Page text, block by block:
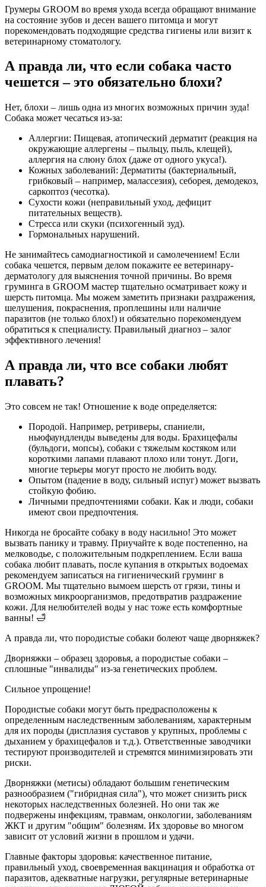
Грумеры GROOM во время ухода всегда обращают внимание
на состояние зубов и десен вашего питомца и могут
порекомендовать подходящие средства гигиены или визит к
ветеринарному стоматологу.
А правда ли, что если собака часто
чешется – это обязательно блохи?
Нет, блохи – лишь одна из многих возможных причин зуда!
Собака может чесаться из-за:
Аллергии: Пищевая, атопический дерматит (реакция на
окружающие аллергены – пыльцу, пыль, клещей),
аллергия на слюну блох (даже от одного укуса!).
Кожных заболеваний: Дерматиты (бактериальный,
грибковый – например, малассезия), себорея, демодекоз,
саркоптоз (чесотка).
Сухости кожи (неправильный уход, дефицит
питательных веществ).
Стресса или скуки (психогенный зуд).
Гормональных нарушений.
Не занимайтесь самодиагностикой и самолечением! Если
собака чешется, первым делом покажите ее ветеринару-
дерматологу для выяснения точной причины. Во время
груминга в GROOM мастер тщательно осматривает кожу и
шерсть питомца. Мы можем заметить признаки раздражения,
шелушения, покраснения, проплешины или наличие
паразитов (не только блох!) и обязательно порекомендуем
обратиться к специалисту. Правильный диагноз – залог
эффективного лечения!
А правда ли, что все собаки любят
плавать?
Это совсем не так! Отношение к воде определяется:
Породой. Например, ретриверы, спаниели,
ньюфаундленды выведены для воды. Брахицефалы
(бульдоги, мопсы), собаки с тяжелым костяком или
короткими лапами плавают плохо или тонут. Доги,
многие терьеры могут просто не любить воду.
Опытом (падение в воду, сильный испуг) может вызвать
стойкую фобию.
Личными предпочтениями собаки. Как и люди, собаки
имеют свои предпочтения.
Никогда не бросайте собаку в воду насильно! Это может
вызвать панику и травму. Приучайте к воде постепенно, на
мелководье, с положительным подкреплением. Если ваша
собака любит плавать, после купания в открытых водоемах
рекомендуем записаться на гигиенический груминг в
GROOM. Мы тщательно вымоем шерсть от грязи, тины и
возможных микроорганизмов, предотвратив раздражение
кожи. Для нелюбителей воды у нас тоже есть комфортные
ванны! 🛁
А правда ли, что породистые собаки болеют чаще дворняжек?
Дворняжки – образец здоровья, а породистые собаки –
сплошные "инвалиды" из-за генетических проблем.
Сильное упрощение!
Породистые собаки могут быть предрасположены к
определенным наследственным заболеваниям, характерным
для их породы (дисплазия суставов у крупных, проблемы с
дыханием у брахицефалов и т.д.). Ответственные заводчики
тестируют производителей и стремятся минимизировать эти
риски.
Дворняжки (метисы) обладают большим генетическим
разнообразием ("гибридная сила"), что может снизить риск
некоторых наследственных болезней. Но они так же
подвержены инфекциям, травмам, онкологии, заболеваниям
ЖКТ и другим "общим" болезням. Их здоровье во многом
зависит от условий жизни в прошлом и удачи.
Главные факторы здоровья: качественное питание,
правильный уход, своевременная вакцинация и обработка от
паразитов, адекватные нагрузки, регулярные ветеринарные